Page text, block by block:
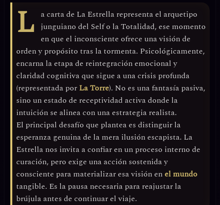
L a carta de La Estrella representa el arquetipo
junguiano del Self o la Totalidad, ese momento
en que el inconsciente ofrece una visión de
orden y propósito tras la tormenta. Psicológicamente,
encarna la etapa de reintegración emocionaly
claridad cognitivaque sigue a una crisis profunda
(representada por La Torre). No es una fantasía pasiva,
sino un estado de receptividad activadonde la
intuición se alinea con una estrategia realista.
El principal desafío que plantea es distinguir la
esperanza genuinade la mera ilusión escapista. La
Estrella nos invita a confiar en un proceso interno de
curación, pero exige unaacción sostenida y
consciente para materializar esa visión enel mundo
tangible. Es la pausa necesaria para reajustar la
brújula antes de continuar el viaje.